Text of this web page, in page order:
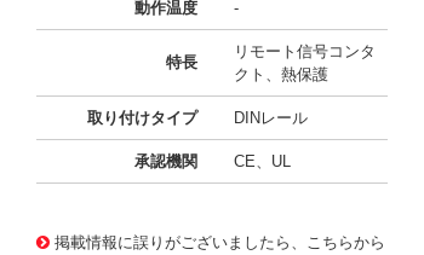
動作温度 -
特長
リモート信号コンタ
クト、熱保護
取り付けタイプ DINレール
承認機関 CE、UL
掲載情報に誤りがございましたら、こちらから